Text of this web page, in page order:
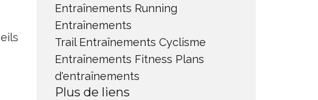
Entraînements Running
Entraînements
Trail Entraînements Cyclisme
Entraînements Fitness Plans
d'entraînements
Plus de liens